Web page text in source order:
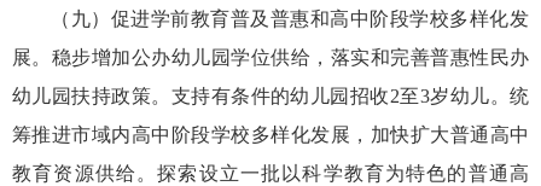
（九）促进学前教育普及普惠和高中阶段学校多样化发
展。稳步增加公办幼儿园学位供给，落实和完善普惠性民办
幼儿园扶持政策。支持有条件的幼儿园招收2至3岁幼儿。统
筹推进市域内高中阶段学校多样化发展，加快扩大普通高中
教育资源供给。探索设立一批以科学教育为特色的普通高